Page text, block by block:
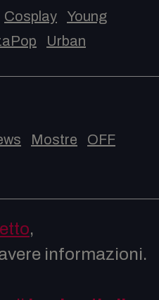
Cosplay
Young
Urban
Mostre
OFF
,
informazioni.